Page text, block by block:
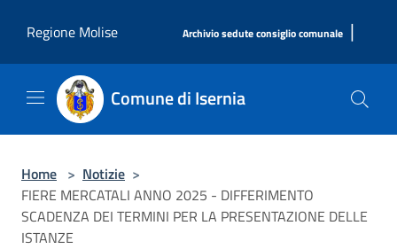
Regione Molise
Archivio sedute consiglio comunale |
Comune di Isernia
Home > Notizie >
FIERE MERCATALI ANNO 2025 - DIFFERIMENTO
SCADENZA DEI TERMINI PER LA PRESENTAZIONE DELLE
ISTANZE